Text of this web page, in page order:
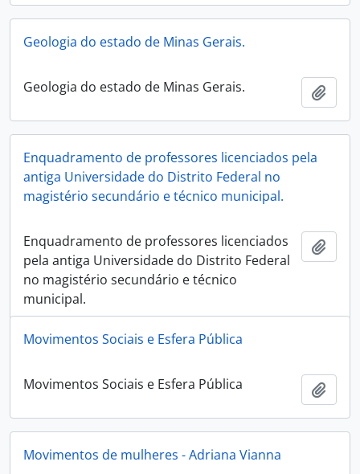
Geologia do estado de Minas Gerais.
Geologia do estado de Minas Gerais.
Enquadramento de professores licenciados pela
antiga Universidade do Distrito Federal no
magistério secundário e técnico municipal.
Enquadramento de professores licenciados
pela antiga Universidade do Distrito Federal
no magistério secundário e técnico
municipal.
Movimentos Sociais e Esfera Pública
Movimentos Sociais e Esfera Pública
Movimentos de mulheres - Adriana Vianna